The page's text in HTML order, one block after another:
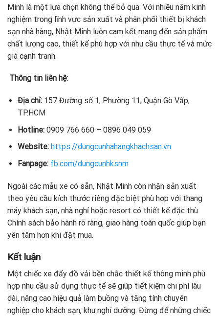
Minh là một lựa chọn không thể bỏ qua. Với nhiều năm kinh
nghiệm trong lĩnh vực sản xuất và phân phối thiết bị khách
sạn nhà hàng, Nhật Minh luôn cam kết mang đến sản phẩm
chất lượng cao, thiết kế phù hợp với nhu cầu thực tế và mức
giá cạnh tranh.
Thông tin liên hệ:
Địa chỉ:157 Đường số 1, Phường 11, Quận Gò Vấp,
TP.HCM
Hotline:0909 766 660 – 0896 049 059
Website: https://dungcunhahangkhachsan.vn
Fanpage: fb.com/dungcunhksnm
Ngoài các mẫu xe có sẵn, Nhật Minh còn nhận sản xuất
theo yêu cầu kích thước riêng đặc biệt phù hợp với thang
máy khách sạn, nhà nghỉ hoặc resort có thiết kế đặc thù.
Chính sách bảo hành rõ ràng, giao hàng toàn quốc giúp bạn
yên tâm hơn khi đặt mua.
Kết luận
Một chiếc xe đẩy đồ vải bền chắc thiết kế thông minh phù
hợp nhu cầu sử dụng thực tế sẽ giúp tiết kiệm chi phí lâu
dài, nâng cao hiệu quả làm buồng và tăng tính chuyên
nghiệp cho khách sạn, khu nghỉ dưỡng. Đừng để những chiếc